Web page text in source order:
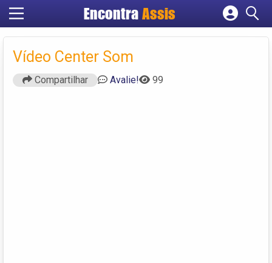
Encontra Assis
Cadastrar empresa
Criar conta
Vídeo Center Som
Compartilhar Avalie! 99